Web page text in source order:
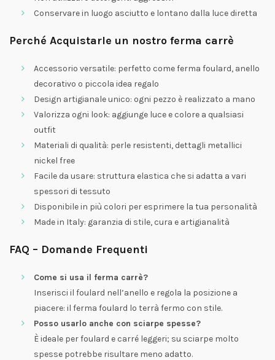
Conservare in luogo asciutto e lontano dalla luce diretta
Perché Acquistarle un nostro ferma carrè
Accessorio versatile: perfetto come ferma foulard, anello
decorativo o piccola idea regalo
Design artigianale unico: ogni pezzo è realizzato a mano
Valorizza ogni look: aggiunge luce e colore a qualsiasi
outfit
Materiali di qualità: perle resistenti, dettagli metallici
nickel free
Facile da usare: struttura elastica che si adatta a vari
spessori di tessuto
Disponibile in più colori per esprimere la tua personalità
Made in Italy: garanzia di stile, cura e artigianalità
FAQ – Domande Frequenti
Come si usa il ferma carrè?
Inserisci il foulard nell’anello e regola la posizione a
piacere: il ferma foulard lo terrà fermo con stile.
Posso usarlo anche con sciarpe spesse?
È ideale per foulard e carré leggeri; su sciarpe molto
spesse potrebbe risultare meno adatto.